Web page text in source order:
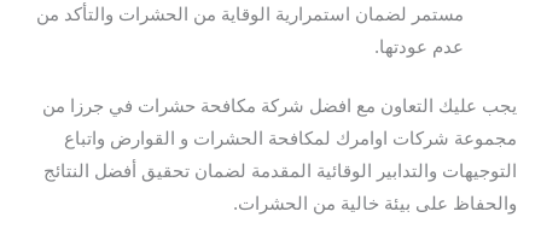
مستمر لضمان استمرارية الوقاية من الحشرات والتأكد من
عدم عودتها.
يجب عليك التعاون مع افضل شركة مكافحة حشرات في جرزا من
مجموعة شركات اوامرك لمكافحة الحشرات و القوارض واتباع
التوجيهات والتدابير الوقائية المقدمة لضمان تحقيق أفضل النتائج
والحفاظ على بيئة خالية من الحشرات.